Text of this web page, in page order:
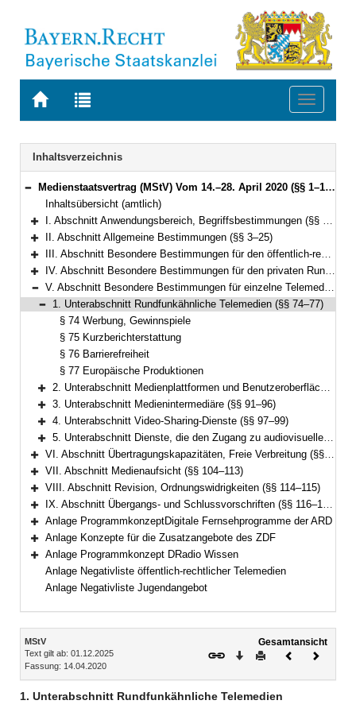
Zur
BAYERN.RECHT
Zur
letzten
Suche
Toggle
Navigation
Inhaltsverzeichnis
Bereich reduzieren
Medienstaatsvertrag (MStV) Vom 14.–28. April 2020 (§§ 1–122)
Inhaltsübersicht (amtlich)
Bereich erweitern
I. Abschnitt Anwendungsbereich, Begriffsbestimmungen (§§ 1–2)
Bereich erweitern
II. Abschnitt Allgemeine Bestimmungen (§§ 3–25)
Bereich erweitern
III. Abschnitt Besondere Bestimmungen für den öffentlich-rechtlichen Rundfunk (§§ 26–49)
Bereich erweitern
IV. Abschnitt Besondere Bestimmungen für den privaten Rundfunk (§§ 50–73)
Bereich reduzieren
V. Abschnitt Besondere Bestimmungen für einzelne Telemedien (§§ 74–99e)
Bereich reduzieren
1. Unterabschnitt Rundfunkähnliche Telemedien (§§ 74–77)
§ 74 Werbung, Gewinnspiele
§ 75 Kurzberichterstattung
§ 76 Barrierefreiheit
§ 77 Europäische Produktionen
Bereich erweitern
2. Unterabschnitt Medienplattformen und Benutzeroberflächen (§§ 78–90)
Bereich erweitern
3. Unterabschnitt Medienintermediäre (§§ 91–96)
Bereich erweitern
4. Unterabschnitt Video-Sharing-Dienste (§§ 97–99)
Bereich erweitern
5. Unterabschnitt Dienste, die den Zugang zu audiovisuellen Mediendiensten ermöglichen (§§ 99a–99e)
Bereich erweitern
VI. Abschnitt Übertragungskapazitäten, Freie Verbreitung (§§ 100–103)
Bereich erweitern
VII. Abschnitt Medienaufsicht (§§ 104–113)
Bereich erweitern
VIII. Abschnitt Revision, Ordnungswidrigkeiten (§§ 114–115)
Bereich erweitern
IX. Abschnitt Übergangs- und Schlussvorschriften (§§ 116–122)
Bereich erweitern
Anlage ProgrammkonzeptDigitale Fernsehprogramme der ARD
Bereich erweitern
Anlage Konzepte für die Zusatzangebote des ZDF
Bereich erweitern
Anlage Programmkonzept DRadio Wissen
Anlage Negativliste öffentlich-rechtlicher Telemedien
Anlage Negativliste Jugendangebot
Inhalt
MStV
Text gilt ab: 01.12.2025
Fassung: 14.04.2020
Gesamtansicht
Download
DruckenVorheriges
1. Unterabschnitt Rundfunkähnliche Telemedien